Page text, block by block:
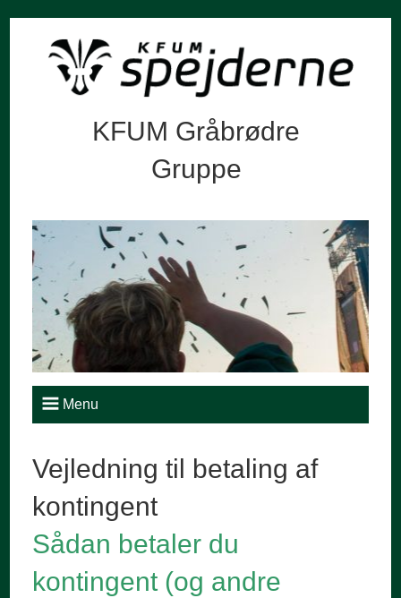
KFUM Gråbrødre
Gruppe
Menu
Vejledning til betaling af
kontingent
Sådan betaler du
kontingent (og andre